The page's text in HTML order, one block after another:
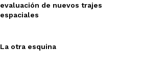
evaluación de nuevos trajes
espaciales
La otra esquina